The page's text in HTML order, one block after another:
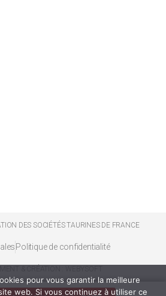
DES SOCIÉTÉS TAURINES DE FRANCE
Politique de confidentialité
pour vous garantir la meilleure
web. Si vous continuez à utiliser ce